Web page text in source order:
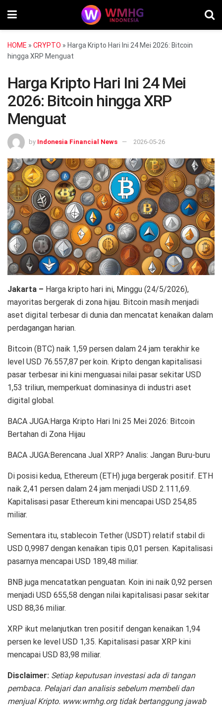
HOME » CRYPTO » Harga Kripto Hari Ini 24 Mei 2026: Bitcoin
hingga XRP Menguat
Harga Kripto Hari Ini 24 Mei
2026: Bitcoin hingga XRP
Menguat
by Indonesia Financial News 2026-05-26
Jakarta – Harga kripto hari ini, Minggu (24/5/2026),
mayoritas bergerak di zona hijau. Bitcoin masih menjadi
aset digital terbesar di dunia dan mencatat kenaikan dalam
perdagangan harian.
Bitcoin (BTC) naik 1,59 persen dalam 24 jam terakhir ke
level USD 76.557,87 per koin. Kripto dengan kapitalisasi
pasar terbesar ini kini menguasai nilai pasar sekitar USD
1,53 triliun, memperkuat dominasinya di industri aset
digital global.
BACA JUGA:Harga Kripto Hari Ini 25 Mei 2026: Bitcoin
Bertahan di Zona Hijau
BACA JUGA:Berencana Jual XRP? Analis: Jangan Buru-buru
Di posisi kedua, Ethereum (ETH) juga bergerak positif. ETH
naik 2,41 persen dalam 24 jam menjadi USD 2.111,69.
Kapitalisasi pasar Ethereum kini mencapai USD 254,85
miliar.
Sementara itu, stablecoin Tether (USDT) relatif stabil di
USD 0,9987 dengan kenaikan tipis 0,01 persen. Kapitalisasi
pasarnya mencapai USD 189,48 miliar.
BNB juga mencatatkan penguatan. Koin ini naik 0,92 persen
menjadi USD 655,58 dengan nilai kapitalisasi pasar sekitar
USD 88,36 miliar.
XRP ikut melanjutkan tren positif dengan kenaikan 1,94
persen ke level USD 1,35. Kapitalisasi pasar XRP kini
mencapai USD 83,98 miliar.
Disclaimer: Setiap keputusan investasi ada di tangan
pembaca. Pelajari dan analisis sebelum membeli dan
menjual Kripto. www.wmhg.org tidak bertanggung jawab